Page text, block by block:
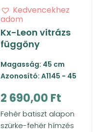
Kedvencekhez
adom
Kx-Leon vitrázs
függöny
Magasság: 45 cm
Azonosító: A1145 - 45
2 690,00 Ft
Fehér batiszt alapon
szürke-fehér hímzés